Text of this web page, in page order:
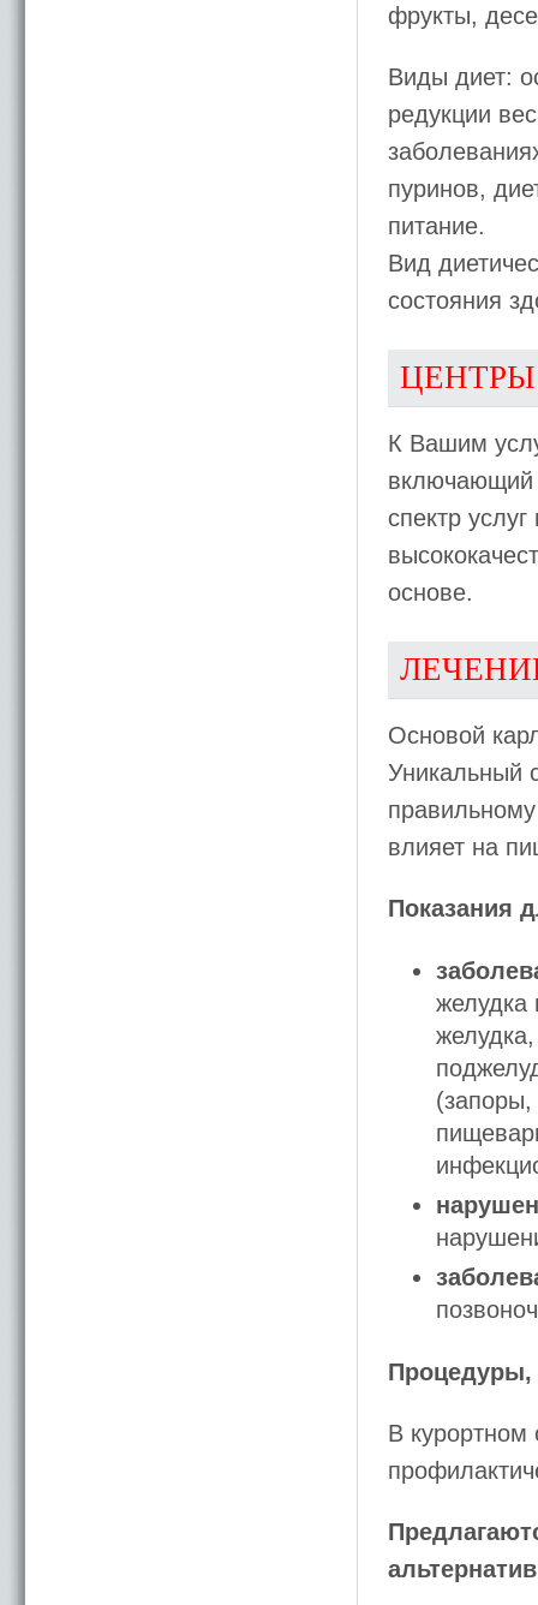
фрукты,
Виды диет:
редукции
пуринов,
питание.
Вид
состояния
К Вашим
включающий
спектр
основе.
Основой
Уникальный
влияет на
Показания
желудка
(запоры,
Процедуры,
В курортном